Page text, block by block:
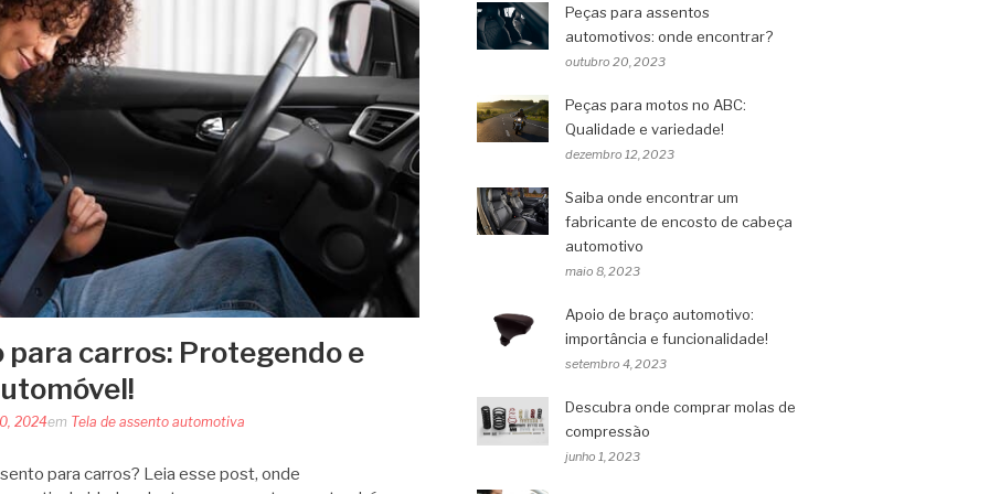
para carros: Protegendo e
2024em Tela de assento automotiva
para carros? Leia esse post, onde
Peças para assentos
automotivos: onde encontrar?
outubro 20, 2023
Peças para motos no ABC:
Qualidade e variedade!
dezembro 12, 2023
Saiba onde encontrar um
fabricante de encosto de cabeça
automotivo
maio 8, 2023
Apoio de braço automotivo:
importância e funcionalidade!
setembro 4, 2023
Descubra onde comprar molas de
compressão
junho 1, 2023